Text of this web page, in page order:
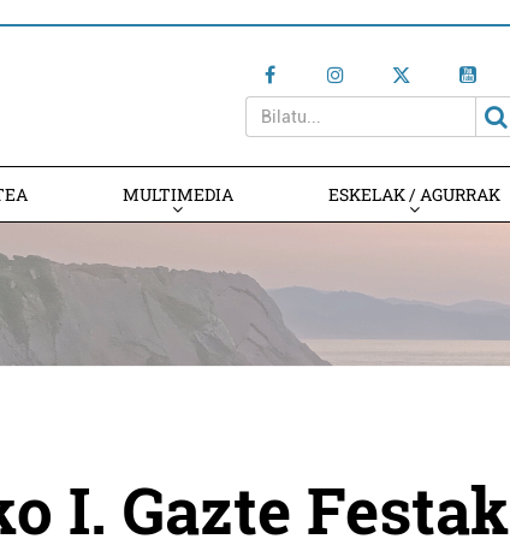
MULTIMEDIA ESKELAK / AGURRAK
I. Gazte Festak